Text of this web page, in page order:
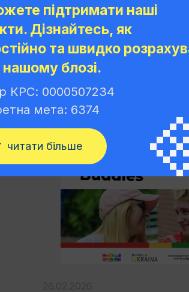
підтримати наші
Дізнайтесь, як
та швидко
нашому блозі.
КРС: 0000507234
мета: 6374
читати більше